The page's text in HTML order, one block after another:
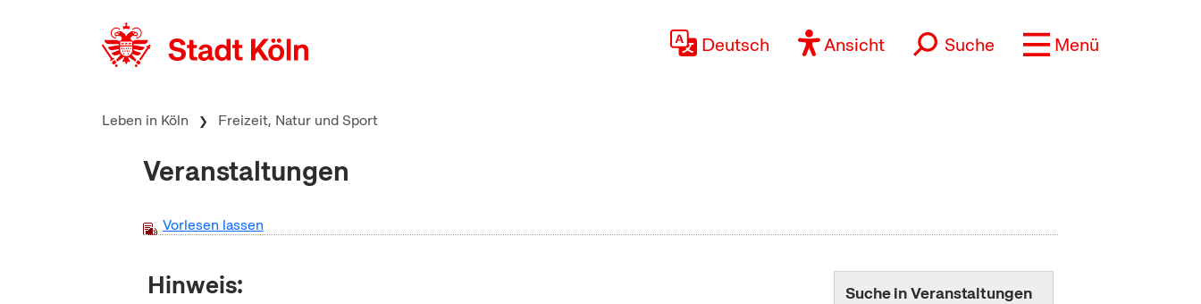
Deutsch Ansicht Suche Menü
Leben in Köln Freizeit, Natur und Sport
Veranstaltungen
Vorlesen lassen
Hinweis: Suche in Veranstaltungen